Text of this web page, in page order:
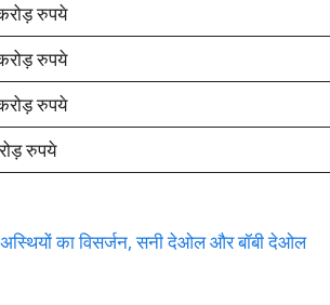
रुपये
रुपये
रुपये
रुपये
अस्थियों का विसर्जन, सनी देओल और बॉबी देओल